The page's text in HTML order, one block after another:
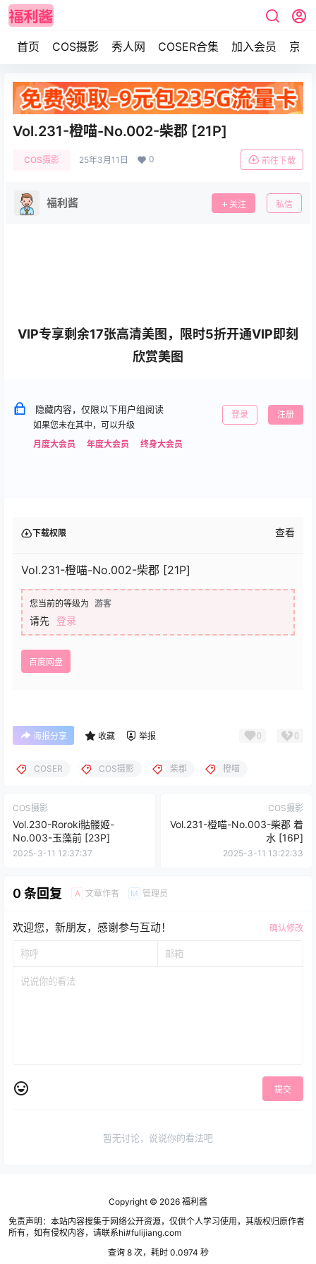
首页 COS摄影 秀人网 COSER合集 加入会员 京东
Vol.231-橙喵-No.002-柴郡 [21P]
COS摄影 25年3月11日 0 前往下载
福利酱 关注 私信
VIP专享剩余17张高清美图，限时5折开通VIP即刻
欣赏美图
隐藏内容，仅限以下用户组阅读
如果您未在其中，可以升级
月度大会员
年度大会员 终身大会员
登录 注册
下载权限 查看
Vol.231-橙喵-No.002-柴郡 [21P]
您当前的等级为 游客
请先 登录
百度网盘
海报分享 收藏 举报 0 0
COSER COS摄影 柴郡 橙喵
COS摄影
Vol.230-Roroki骷髅姬-
No.003-玉藻前 [23P]
2025-3-11 12:37:37
COS摄影
Vol.231-橙喵-No.003-柴郡 着
水 [16P]
2025-3-11 13:22:33
0 条回复 A 文章作者 M 管理员
欢迎您，新朋友，感谢参与互动！ 确认修改
提交
暂无讨论，说说你的看法吧
Copyright © 2026 福利酱
免责声明：本站内容搜集于网络公开资源，仅供个人学习使用，其版权归原作者
所有，如有侵权内容，请联系hi#fulijiang.com
查询 8 次，耗时 0.0974 秒